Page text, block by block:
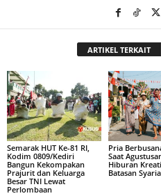
ARTIKEL TERKAIT
Semarak HUT Ke-81 RI,
Kodim 0809/Kediri
Bangun Kekompakan
Prajurit dan Keluarga
Besar TNI Lewat
Perlombaan
Pria
Saat
Hiburan
Batasan